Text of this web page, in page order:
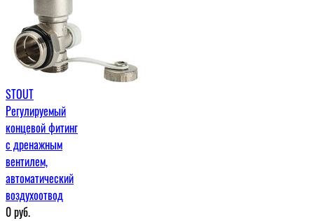
STOUT
Регулируемый
концевой фитинг
с дренажным
вентилем,
автоматический
воздухоотвод
0руб.